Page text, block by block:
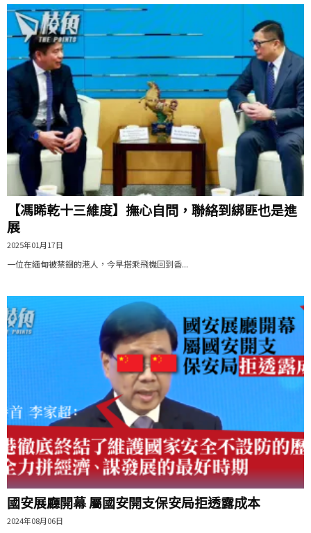
【馮睎乾十三維度】撫心自問，聯絡到綁匪也是進
展
2025年01月17日
一位在緬甸被禁錮的港人，今早搭乘飛機回到香...
國安展廳開幕 屬國安開支保安局拒透露成本
2024年08月06日